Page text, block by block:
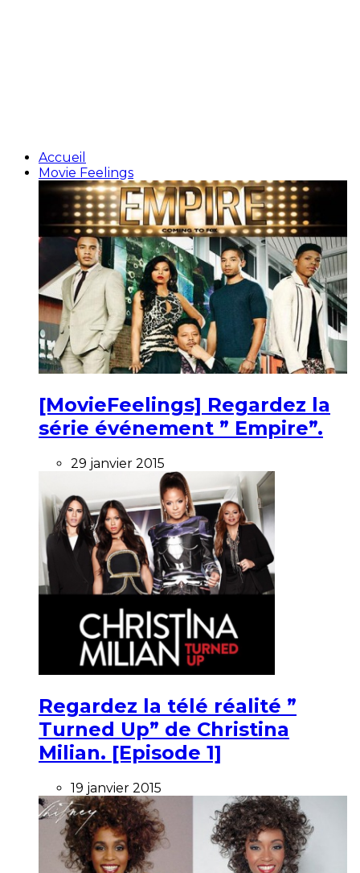
Accueil
Movie Feelings
[MovieFeelings] Regardez la
série événement ” Empire”.
29 janvier 2015
Regardez la télé réalité ”
Turned Up” de Christina
Milian. [Episode 1]
19 janvier 2015